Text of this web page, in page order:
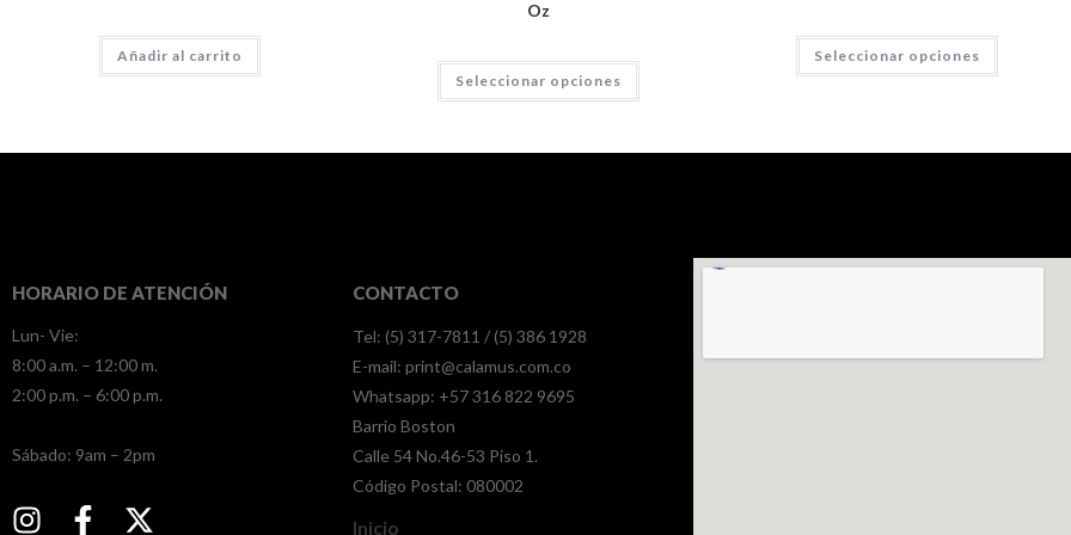
Añadir al carrito
Oz
Seleccionar opciones
Seleccionar opciones
HORARIO DE ATENCIÓN
Lun- Vie:
8:00 a.m. – 12:00 m.
2:00 p.m. – 6:00 p.m.
​​Sábado: 9am – 2pm
CONTACTO
Tel: (5) 317-7811 / (5) 386 1928
E-mail: print@calamus.com.co
Whatsapp: +57 316 822 9695
Barrio Boston
Calle 54 No.46-53 Piso 1.
Código Postal: 080002
Inicio